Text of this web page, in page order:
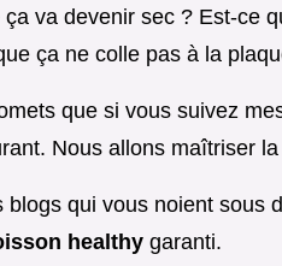
ça va devenir sec ? Est-ce
ça ne colle pas à la
que si vous suivez
Nous allons maîtriser
blogs qui vous noient sous
healthy garanti.